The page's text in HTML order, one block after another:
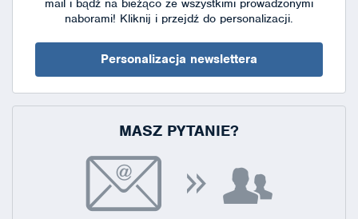
naborami! Kliknij i przejdź do personalizacji.
Personalizacja newslettera
MASZ PYTANIE?